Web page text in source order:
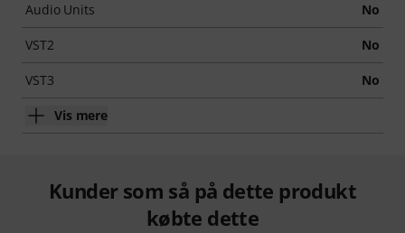
Audio Units No
VST2 No
VST3 No
Vis mere
Kunder som så på dette produkt
købte dette